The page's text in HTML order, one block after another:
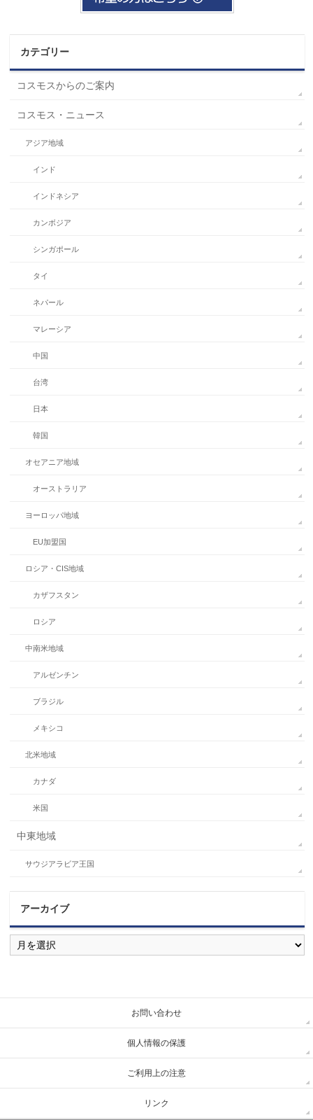
カテゴリー
コスモスからのご案内
コスモス・ニュース
アジア地域
インド
インドネシア
カンボジア
シンガポール
タイ
ネパール
マレーシア
中国
台湾
日本
韓国
オセアニア地域
オーストラリア
ヨーロッパ地域
EU加盟国
ロシア・CIS地域
カザフスタン
ロシア
中南米地域
アルゼンチン
ブラジル
メキシコ
北米地域
カナダ
米国
中東地域
サウジアラビア王国
アーカイブ
ア
ー
カ
お問い合わせ
個人情報の保護
ご利用上の注意
リンク